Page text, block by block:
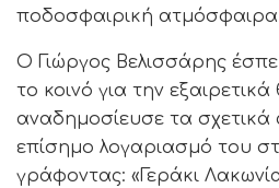
ποδοσφαιρική
Ο Γιώργος Βελισσάρης
το κοινό για την
αναδημοσίευσε τα
επίσημο λογαριασμό του
γράφοντας: «Γεράκι